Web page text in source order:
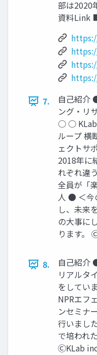
部は2020
資料Link
7.
自己紹介
ング・リ
○ ○ KLab
ループ 横
ェクトサ
2018年に
れぞれ違
全員が「
人 ● ＜今
し、未来
の大事に
ります。
8.
自己紹介
リアルタ
をしてい
NPRエフ
ンセミナ
行いまし
で培われ
ⒸKLab